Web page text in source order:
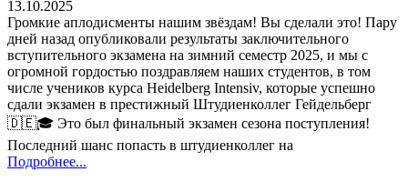
13.10.2025
Громкие аплодисменты нашим звёздам! Вы сделали это! Пару
дней назад опубликовали результаты заключительного
вступительного экзамена на зимний семестр 2025, и мы с
огромной гордостью поздравляем наших студентов, в том
числе учеников курса Heidelberg Intensiv, которые успешно
сдали экзамен в престижный Штудиенколлег Гейдельберг
🇩🇪🎓 Это был финальный экзамен сезона поступления!
Последний шанс попасть в штудиенколлег на
Подробнее...